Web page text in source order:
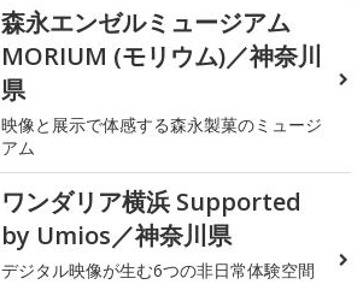
森永エンゼルミュージアム
MORIUM (モリウム)／神奈川
県
映像と展示で体感する森永製菓のミュージ
アム
ワンダリア横浜 Supported
by Umios／神奈川県
デジタル映像が生む6つの非日常体験空間